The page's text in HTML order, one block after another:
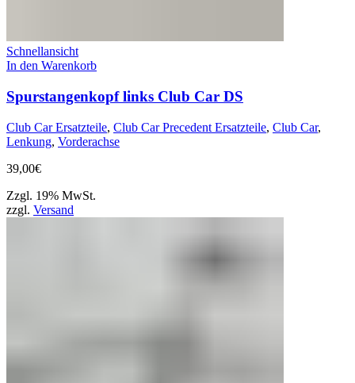
Schnellansicht
In den Warenkorb
Spurstangenkopf links Club Car DS
Club Car Ersatzteile, Club Car Precedent Ersatzteile, Club Car,
Lenkung, Vorderachse
39,00€
Zzgl. 19% MwSt.
zzgl. Versand